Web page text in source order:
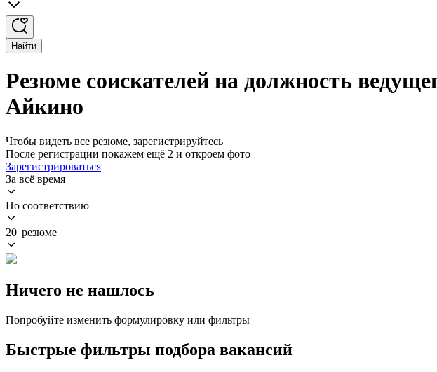
Найти
Резюме соискателей на должность
Айкино
Чтобы видеть все резюме, зарегистрируйтесь
После регистрации покажем ещё 2 и откроем фото
Зарегистрироваться
За всё время
По соответствию
20 резюме
Ничего не нашлось
Попробуйте изменить формулировку или фильтры
Быстрые фильтры подбора вакансий